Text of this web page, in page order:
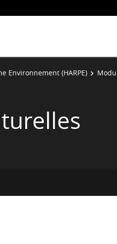
Environnement (HARPE)